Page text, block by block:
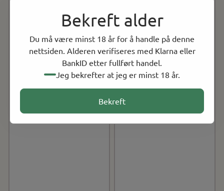
Bekreft alder
Du må være minst 18 år for å handle på denne
nettsiden. Alderen verifiseres med Klarna eller
BankID etter fullført handel.
Jeg bekrefter at jeg er minst 18 år.
Bekreft